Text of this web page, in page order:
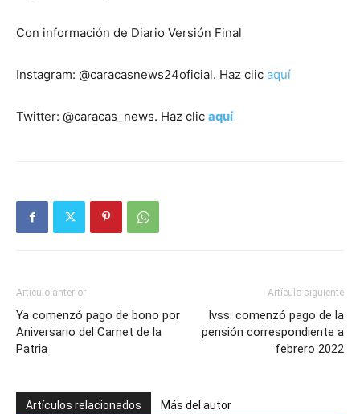
Con información de Diario Versión Final
Instagram: @caracasnews24oficial. Haz clic aquí
Twitter: @caracas_news. Haz clic aquí
Artículo anterior
Ya comenzó pago de bono por
Aniversario del Carnet de la
Patria
Artículo siguiente
Ivss: comenzó pago de la
pensión correspondiente a
febrero 2022
Artículos relacionados Más del autor